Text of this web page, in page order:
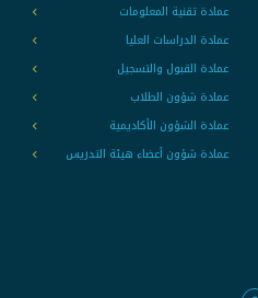
عمادة تقنية المعلومات
عمادة الدراسات العليا
عمادة القبول والتسجيل
عمادة شؤون الطلاب
عمادة الشؤون الأكاديمية
عمادة شؤون أعضاء هيئة التدريس